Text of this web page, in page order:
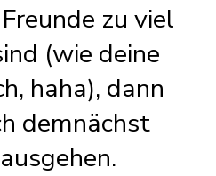
zu viel
(wie deine
haha), dann
demnächst